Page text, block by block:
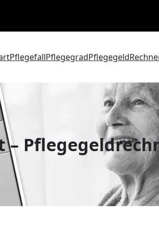
PflegefallPflegegradPflegegeld
–